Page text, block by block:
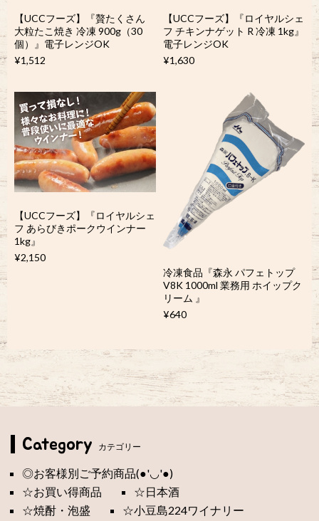
【UCCフーズ】『贅たくさん
大粒たこ焼き 冷凍 900g（30
個）』電子レンジOK
¥1,512
【UCCフーズ】『ロイヤルシェ
フ チキンナゲット R 冷凍 1kg』
電子レンジOK
¥1,630
【UCCフーズ】『ロイヤルシェ
フ あらびきポークウインナー
1kg』
¥2,150
冷凍食品『森永 パフェトップ
V8K 1000ml 業務用 ホイップク
リーム 』
¥640
Category カテゴリー
◎お客様別ご予約商品(●'◡'●)
☆お買い得商品
☆日本酒
☆焼酎・泡盛
☆小豆島224ワイナリー